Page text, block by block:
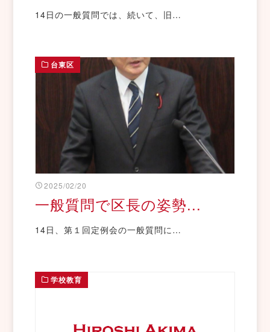
14日の一般質問では、続いて、旧…
台東区
2025/02/20
一般質問で区長の姿勢...
14日、第１回定例会の一般質問に…
学校教育